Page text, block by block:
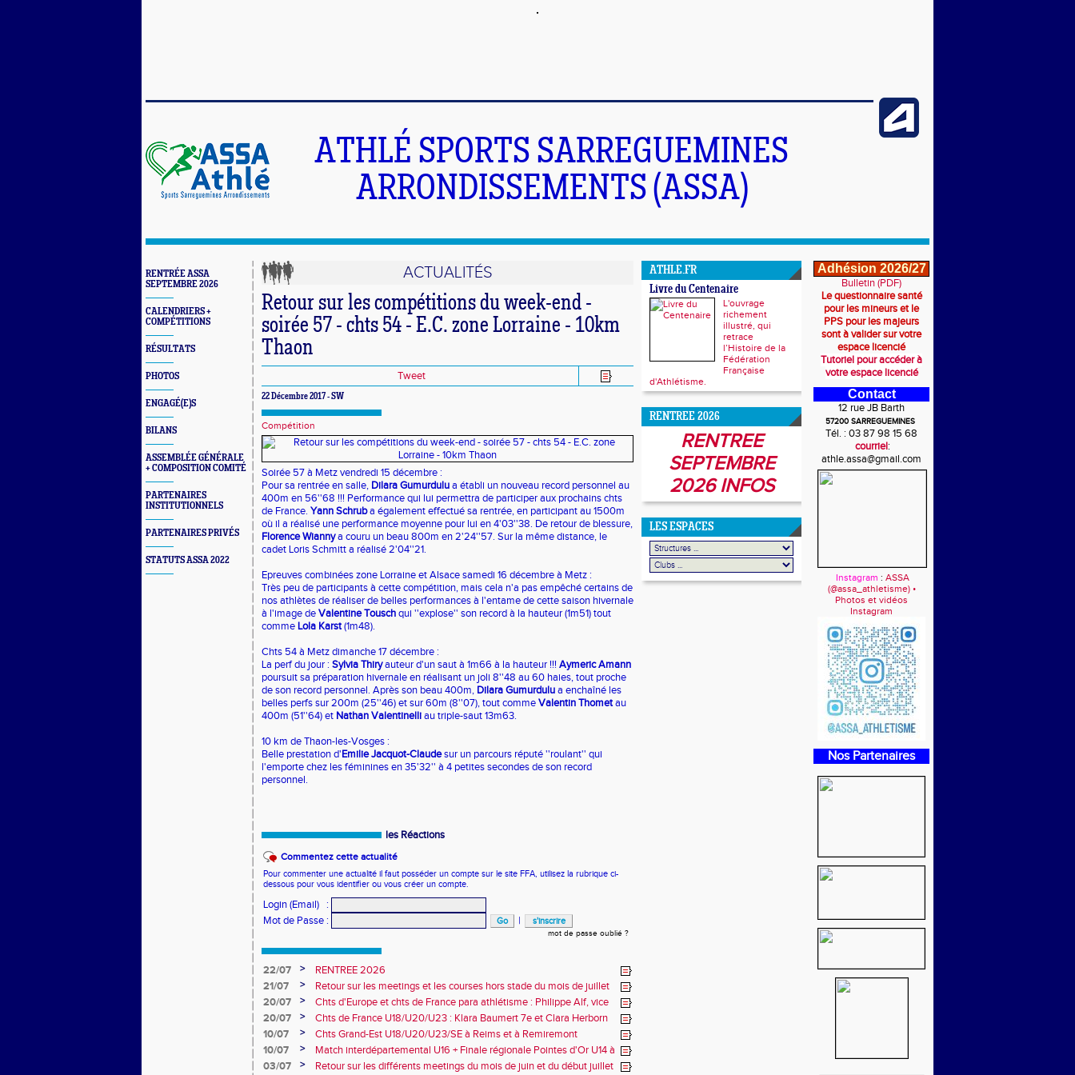
ATHLÉ SPORTS SARREGUEMINES
ARRONDISSEMENTS (ASSA)
RENTRÉE ASSA
SEPTEMBRE 2026
CALENDRIERS +
COMPÉTITIONS
RÉSULTATS
PHOTOS
ENGAGÉ(E)S
BILANS
ASSEMBLÉE GÉNÉRALE
+ COMPOSITION COMITÉ
PARTENAIRES
INSTITUTIONNELS
PARTENAIRES PRIVÉS
STATUTS ASSA 2022
ACTUALITÉS
Retour sur les compétitions du week-end -
soirée 57 - chts 54 - E.C. zone Lorraine - 10km
Thaon
Tweet
22 Décembre 2017 - SW
Compétition
Soirée 57 à Metz vendredi 15 décembre :
Pour sa rentrée en salle, Dilara Gumurdulua établi un nouveau record personnel au
400m en 56''68 !!! Performance qui lui permettra de participer aux prochains chts
de France. Yann Schruba également effectué sa rentrée, en participant au 1500m
où il a réalisé une performance moyenne pour lui en 4'03''38. De retour de blessure,
Florence Wiannya couru un beau 800m en 2'24''57. Sur la même distance, le
cadet Loris Schmitt a réalisé 2'04''21.
Epreuves combinées zone Lorraine et Alsace samedi 16 décembre à Metz :
Très peu de participants à cette compétition, mais cela n'a pas empêché certains de
nos athlètes de réaliser de belles performances à l'entame de cette saison hivernale
à l'image deValentine Touschqui ''explose'' son record à la hauteur (1m51) tout
comme Lola Karst(1m48).
Chts 54 à Metz dimanche 17 décembre :
La perf du jour : Sylvia Thiryauteur d'un saut à 1m66 à la hauteur !!! Aymeric Amann
poursuit sa préparation hivernale en réalisant un joli 8''48 au 60 haies, tout proche
de son record personnel. Après son beau 400m, Dilara Gumurdulua enchaîné les
belles perfs sur 200m (25''46) et sur 60m (8''07), tout commeValentin Thometau
400m (51''64) et Nathan Valentinelliau triple-saut 13m63.
10 km de Thaon-les-Vosges :
Belle prestation d'Emilie Jacquot-Claudesur un parcours réputé ''roulant'' qui
l'emporte chez les féminines en 35'32'' à 4 petites secondes de son record
personnel.
les Réactions
Commentez cette actualité
Pour commenter une actualité il faut posséder un compte sur le site FFA, utilisez la rubrique ci-
dessous pour vous identifier ou vous créer un compte.
Login (Email)
:
Mot de Passe : |
mot de passe oublié ?
22/07 >
RENTREE 2026
21/07
>
Retour sur les meetings et les courses hors stade du mois de juillet
20/07
>
Chts d'Europe et chts de France para athlétisme : Philippe Alf, vice
champion d'Europe et multiples médaillés aux France
20/07 >
Chts de France U18/U20/U23 : Klara Baumert 7e et Clara Herborn
10e
10/07 >
Chts Grand-Est U18/U20/U23/SE à Reims et à Remiremont
10/07
>
Match interdépartemental U16 + Finale régionale Pointes d'Or U14 à
Obernai
03/07 >
Retour sur les différents meetings du mois de juin et du début juillet
ATHLE.FR
Livre du Centenaire
L'ouvrage
richement
illustré, qui
retrace
l’Histoire de la
Fédération
Française
d'Athlétisme.
RENTREE 2026
RENTREE
SEPTEMBRE
2026 INFOS
LES ESPACES
Adhésion 2026/27
Bulletin (PDF)
Le questionnaire santé
pour les mineurs et le
PPS pour les majeurs
sont à valider sur votre
espace licencié
Tutoriel pour accéder à
votre espace licencié
Contact
12 rue JB Barth
57200 SARREGUEMINES
Tél. : 03 87 98 15 68
courriel:
athle.assa@gmail.com
Instagram : ASSA
(@assa_athletisme) •
Photos et vidéos
Instagram
Nos Partenaires